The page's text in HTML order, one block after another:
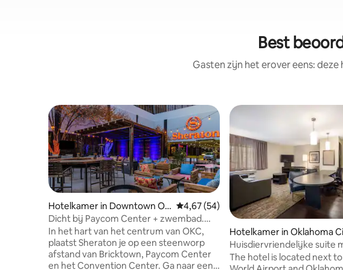
Best
Gasten zijn het erover eens:
Hotelkamer in Downtown Okl
ahoma City
Gemiddelde beoordeling van 4,67 op 5,
4,67 (54)
Dicht bij Paycom Center + zwembad.
Restaurant. Bar.
In het hart van het centrum van OKC,
plaatst Sheraton je op een steenworp
afstand van Bricktown, Paycom Center
en het Convention Center. Ga naar een
Hotelkamer in Oklahoma
y
Huisdiervriendelijke suite
uitgeruste keuken!
The hotel is located next